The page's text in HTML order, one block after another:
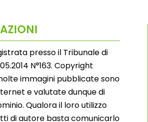
presso il Tribunale di
N°163. Copyright
immagini pubblicate sono
e valutate dunque di
Qualora il loro utilizzo
di autore basta comunicarlo